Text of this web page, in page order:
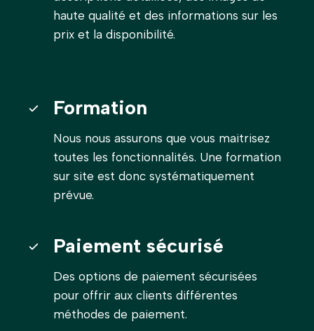
haute qualité et des informations sur les
prix et la disponibilité.
Formation
Nous nous assurons que vous maitrisez
toutes les fonctionnalités. Une formation
sur site est donc systématiquement
prévue.
Paiement sécurisé
Des options de paiement sécurisées
pour offrir aux clients différentes
méthodes de paiement.